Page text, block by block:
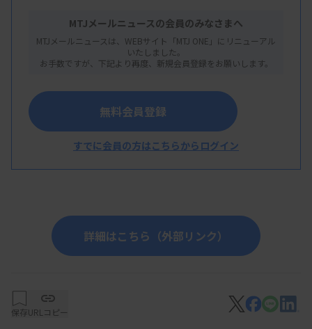
概 要
【プログラム】
講演：
一石卓也先生（日本光電工業株式会社 東北支
店 循環器営業部）
詳細はこちら（外部リンク）
MTJメールニュースの会員のみなさまへ
MTJメールニュースは、WEBサイト「MTJ ONE」にリニューアル
いたしました。
お手数ですが、下記より再度、新規会員登録をお願いします。
無料会員登録
すでに会員の方はこちらからログイン
保存URLコピー